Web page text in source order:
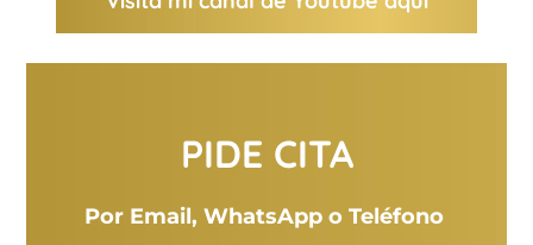
PIDE CITA
Por Email, WhatsApp o Teléfono